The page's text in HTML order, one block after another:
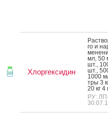
Хлоргексидин
го и
мл, 50
шт.,
шт.,
1000
тры 3
20 кг 4
РУ: